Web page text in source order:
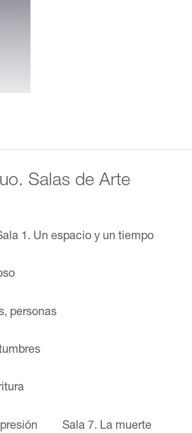
Salas de Arte
1. Un espacio y un tiempo
personas
Sala 7. La muerte